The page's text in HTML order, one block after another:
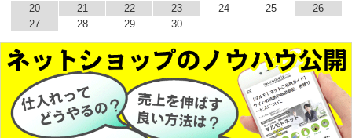
20
21 22 23 24 25
26
27
28 29 30